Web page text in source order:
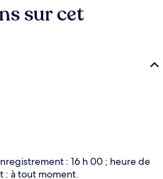
sur cet
: 16 h 00 ; heure de
: à tout moment.